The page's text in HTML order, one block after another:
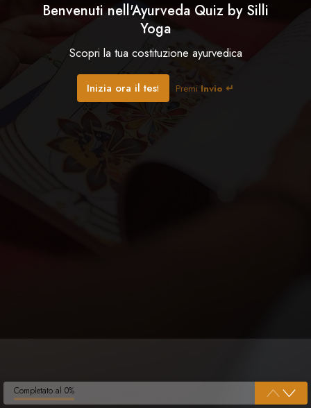
Benvenuti nell'Ayurveda Quiz by Silli
Yoga
Scopri la tua costituzione ayurvedica
Inizia ora il test Premi Invio ↵
Completato al 0%